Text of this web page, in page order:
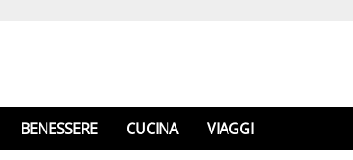
BENESSERE CUCINA VIAGGI